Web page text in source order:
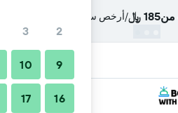
من185 ﷼ /أرخص سعر الليلة الواحدة
2
3
9
10
16
17